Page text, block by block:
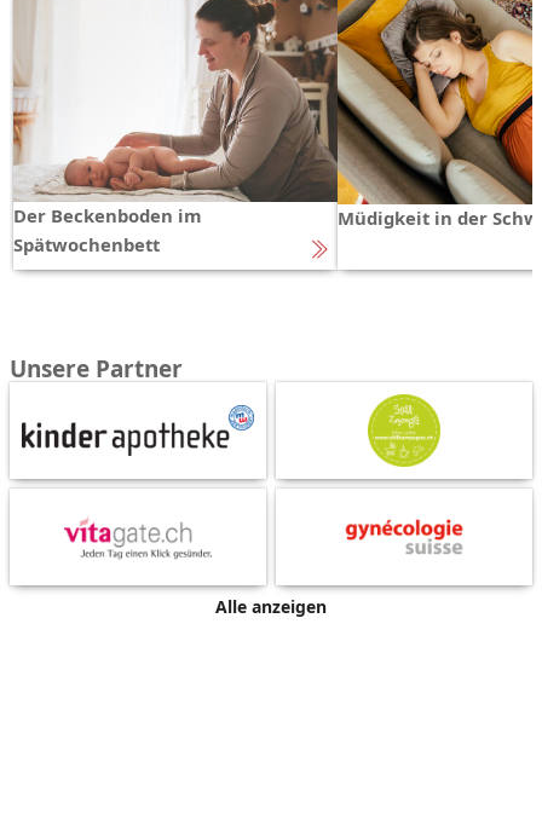
Der Beckenboden im
Spätwochenbett
Müdigkeit in der
Unsere Partner
Alle anzeigen